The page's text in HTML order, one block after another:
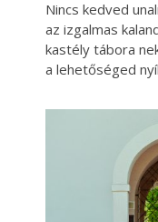
Nincs kedved
az izgalmas
kastély tábora
a lehetőséged